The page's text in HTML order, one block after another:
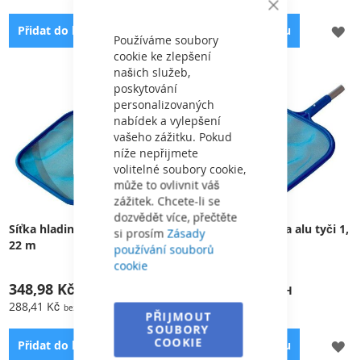
Close
Cookie
Bar
Používáme soubory
cookie ke zlepšení
našich služeb,
poskytování
personalizovaných
nabídek a vylepšení
vašeho zážitku. Pokud
níže nepřijmete
volitelné soubory cookie,
může to ovlivnit váš
zážitek. Chcete-li se
dozvědět více, přečtěte
si prosímZásady
používání souborů
cookie
PŘIJMOUT
SOUBORY
COOKIE
Přidat do košíku
K
OBLÍBENÝM
Je vhodná pro čištění vodní
hladiny ve Vašem bazénu
Přidat do košíku
Je vhodná pro čištění vodní
hladiny ve Vašem bazénu
Síťka hladinová na alu tyči 1,
22 m
348,98 Kč
288,41 Kč
Přidat do košíku
PŘIDAT
Síťka hladinová na alu tyči 1,
5 m
451,91 Kč
Přidat do košíku